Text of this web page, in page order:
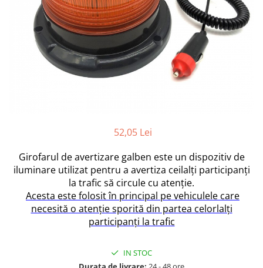
compresoare
Cricuri Auto Hidraulice
Pneumatice si Trapezoidale
Cricuri hidraulice
Cricuri pneumatice
Cricuri trapezoidale
Macarale și vinciuri
Masini de gaurit si Insurubat
Motoare electrice
Pistol de Lipit
Mixere
Motocositoare si Motosape
Nivela laser
Pistol de vopsit
Ventilatoare radiatoare
umidificatoare
52,05 Lei
Girofarul de avertizare galben este un dispozitiv de
iluminare utilizat pentru a avertiza ceilalți participanți
la trafic să circule cu atenție.
Acesta este folosit în principal pe vehiculele care
necesită o atenție sporită din partea celorlalți
participanți la trafic
IN STOC